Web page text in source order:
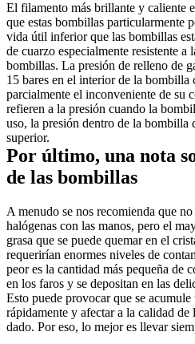
El filamento más brillante y caliente
que estas bombillas particularmente
vida útil inferior que las bombillas
de cuarzo especialmente resistente a
bombillas. La presión de relleno de
15 bares en el interior de la bombilla
parcialmente el inconveniente de su
refieren a la presión cuando la
uso, la presión dentro de la bombilla
superior.
Por último, una nota
de las bombillas
A menudo se nos recomienda que
halógenas con las manos, pero el
grasa que se puede quemar en el
requerirían enormes niveles de
peor es la cantidad más pequeña de
en los faros y se depositan en las
Esto puede provocar que se acumule
rápidamente y afectar a la calidad
dado. Por eso, lo mejor es llevar